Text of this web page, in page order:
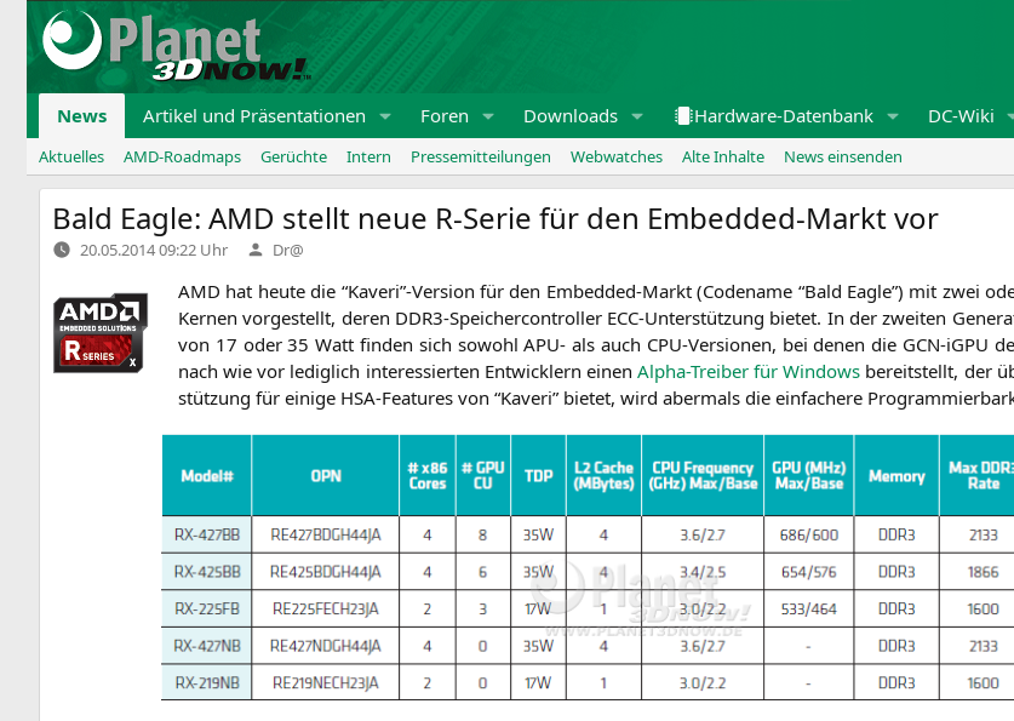
Zum
Inhalt
springen
News Artikel und Präsentationen Foren Downloads Hardware-Datenbank DC-Wiki
Aktuelles AMD-Roadmaps Gerüchte Intern Pressemitteilungen Webwatches Alte Inhalte News einsenden
Bald Eagle: AMD stellt neue R‑Serie für den Embedded-Markt vor
20.05.2014 09:22 Uhr Verfasst
von
Dr@
AMD hat heu­te die “Kaveri”-Version für den Embedded-Markt (Code­na­me “Bald Eagle”) mit zwei
Kernen vor­ge­stellt, deren DDR3-Spei­cher­con­trol­ler ECC-Unter­stüt­zung bie­tet. In der zwei­ten
von 17 oder 35 Watt fin­den sich sowohlAPU- als auch CPU-Ver­sio­nen, bei denen die GCN-iGPU
nach wie vor ledig­lich inter­es­sier­ten Ent­wick­lern einen Alpha-Trei­ber für Win­dows bereit­stellt, der
stüt­zung für eini­ge HSA-Fea­tures von “Kaveri” bie­tet, wird aber­mals die ein­fa­che­re